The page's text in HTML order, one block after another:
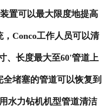
置可以最大限度地提高
Conco工作人员可以清
、长度最大至60'管道上
堵塞的管道可以恢复到
水力钻机机型管道清洁